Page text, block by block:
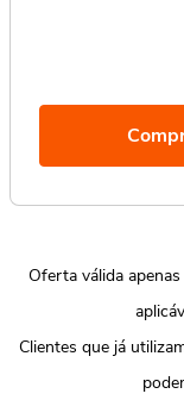
Oferta válida
Clientes que já